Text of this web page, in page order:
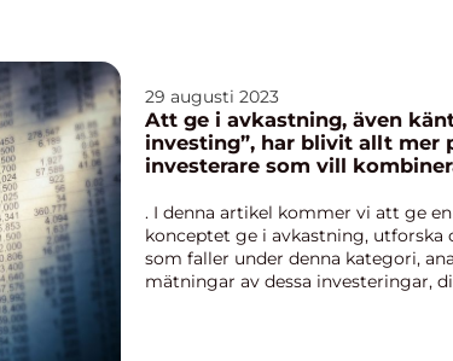
29 augusti 2023
Att ge i avkastning, även
investing”, har blivit allt mer
investerare som vill
miljöeffekter
. I denna artikel kommer vi att ge
konceptet ge i avkastning, utforska
som faller under denna kategori,
mätningar av dessa investeringar,